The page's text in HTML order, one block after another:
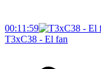
00:11:59
T3xC38 - El fan